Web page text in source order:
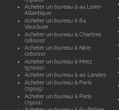
Acheter un bureau à 44 Loire-
Atlantique
Acheter un bureau à 84
Vaucluse
Acheter un bureau à Chartres
(28000)
Acheter un bureau à Nice
(06000)
Acheter un bureau à Metz
(57000)
Acheter un bureau à 40 Landes
Acheter un bureau à Paris
(75015)
Acheter un bureau à Paris
(75011)